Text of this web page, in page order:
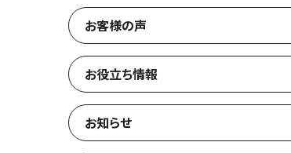
お客様の声
お役立ち情報
お知らせ